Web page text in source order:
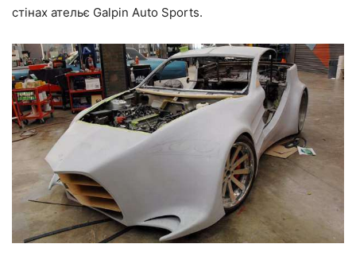
стінах ательє Galpin Auto Sports.